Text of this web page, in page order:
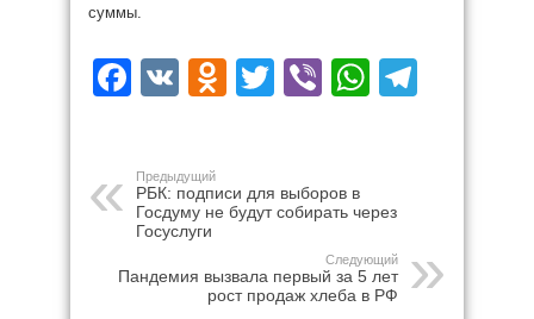
суммы.
Facebook
VK Odnoklassniki
Twitter
Viber
Предыдущий
РБК: подписи для выборов в
Госдуму не будут собирать через
Госуслуги
Следующий
Пандемия вызвала первый за 5 лет
рост продаж хлеба в РФ